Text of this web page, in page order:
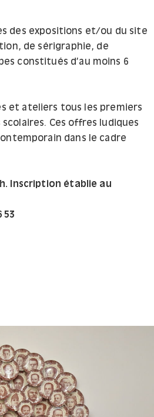
des expositions et/ou du site
de sérigraphie, de
constitués d’au moins 6
et ateliers tous les premiers
Ces offres ludiques
dans le cadre
Inscription établie au
53